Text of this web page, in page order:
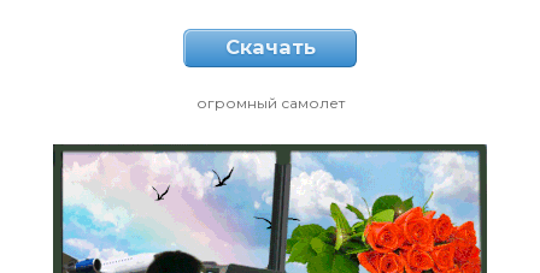
Скачать
огромный самолет